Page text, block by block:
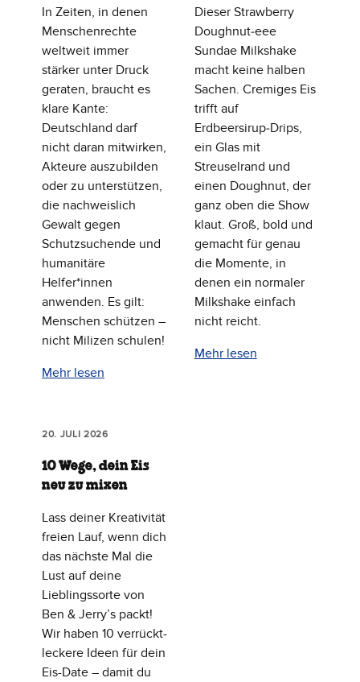
In Zeiten, in denen
Menschenrechte
weltweit immer
stärker unter Druck
geraten, braucht es
klare Kante:
Deutschland darf
nicht daran mitwirken,
Akteure auszubilden
oder zu unterstützen,
die nachweislich
Gewalt gegen
Schutzsuchende und
humanitäre
Helfer*innen
anwenden. Es gilt:
Menschen schützen –
nicht Milizen schulen!
Mehr lesen
Dieser Strawberry
Doughnut‑eee
Sundae Milkshake
macht keine halben
Sachen. Cremiges Eis
trifft auf
Erdbeersirup‑Drips,
ein Glas mit
Streuselrand und
einen Doughnut, der
ganz oben die Show
klaut. Groß, bold und
gemacht für genau
die Momente, in
denen ein normaler
Milkshake einfach
nicht reicht.
Mehr lesen
20. JULI 2026
10 Wege, dein Eis
neu zu mixen
Lass deiner Kreativität
freien Lauf, wenn dich
das nächste Mal die
Lust auf deine
Lieblingssorte von
Ben & Jerry’s packt!
Wir haben 10 verrückt-
leckere Ideen für dein
Eis-Date – damit du